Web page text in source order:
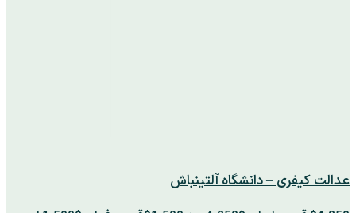
عدالت کیفری – دانشگاه آلتینباش